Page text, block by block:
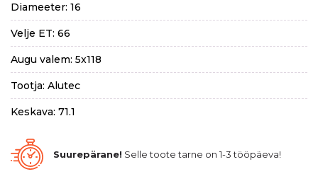
Diameeter: 16
Velje ET: 66
Augu valem: 5x118
Tootja: Alutec
Keskava: 71.1
Suurepärane! Selle toote tarne on 1-3 tööpäeva!